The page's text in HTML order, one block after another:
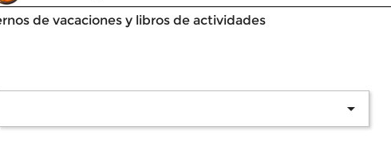
de vacaciones y libros de actividades
